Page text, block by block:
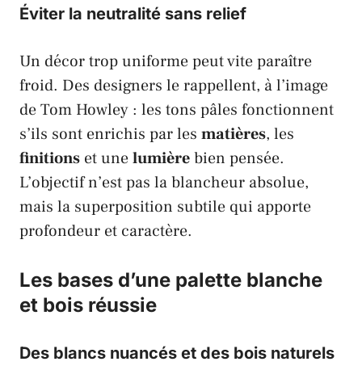
Éviter la neutralité sans relief
Un décor trop uniforme peut vite paraître
froid. Des designers le rappellent, à l’image
deTom Howley : les tons pâles fonctionnent
s’ils sont enrichis par les matières, les
finitions et unelumièrebien pensée.
L’objectif n’est pas la blancheur absolue,
mais la superposition subtile qui apporte
profondeur et caractère.
Les bases d’une palette blanche
et bois réussie
Des blancs nuancés et des bois naturels